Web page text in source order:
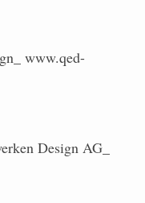
www.qed-
Design AG_